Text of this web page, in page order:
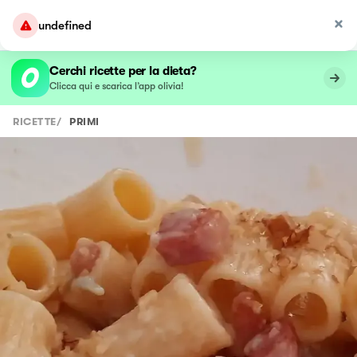
undefined
Cerchi ricette per la dieta?
Clicca qui e scarica l’app olivia!
RICETTE/ PRIMI